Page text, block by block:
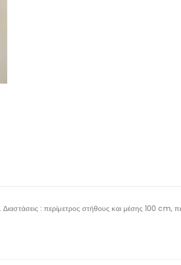
: περίμετρος στήθους και μέσης 100 cm,